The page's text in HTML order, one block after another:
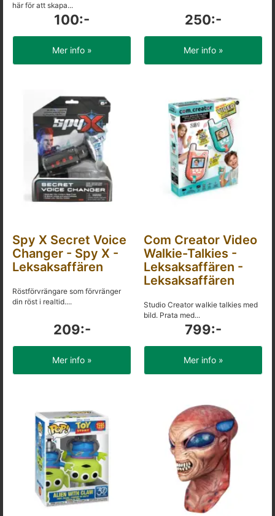
här för att skapa...
100:-
Mer info »
250:-
Mer info »
Spy X Secret Voice
Changer - Spy X -
Leksaksaffären
Röstförvrängare som förvränger
din röst i realtid....
209:-
Mer info »
Com Creator Video
Walkie-Talkies -
Leksaksaffären -
Leksaksaffären
Studio Creator walkie talkies med
bild. Prata med...
799:-
Mer info »